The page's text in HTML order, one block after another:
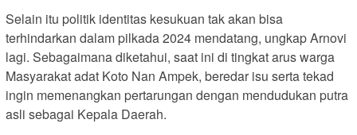
Selain itu politik identitas kesukuan tak akan bisa
terhindarkan dalam pilkada 2024 mendatang, ungkap Arnovi
lagi. Sebagaimana diketahui, saat ini di tingkat arus warga
Masyarakat adat Koto Nan Ampek, beredar isu serta tekad
ingin memenangkan pertarungan dengan mendudukan putra
asli sebagai Kepala Daerah.